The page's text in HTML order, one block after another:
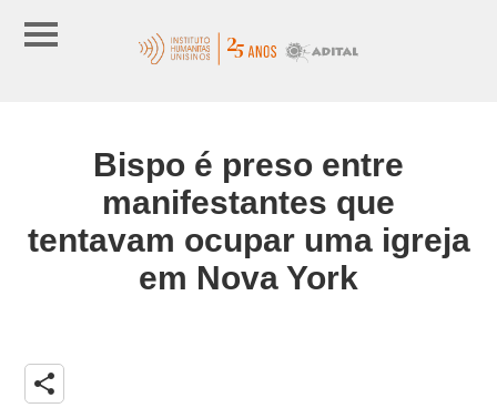
Bispo é preso entre
manifestantes que
tentavam ocupar uma igreja
em Nova York
share